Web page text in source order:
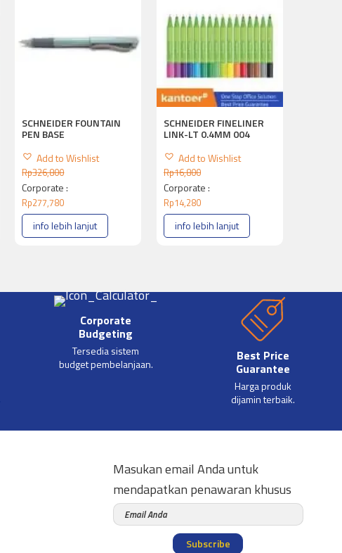
SCHNEIDER FOUNTAIN
PEN BASE
Add to Wishlist
Rp326,800
Corporate :
Rp277,780
info lebih lanjut
SCHNEIDER FINELINER
LINK-LT 0.4MM 004
Add to Wishlist
Rp16,800
Corporate :
Rp14,280
info lebih lanjut
Corporate
Budgeting
Tersedia sistem
budget pembelanjaan.
Best Price
Guarantee
Harga produk
dijamin terbaik.
Masukan email Anda untuk
mendapatkan penawaran khusus
Subscribe